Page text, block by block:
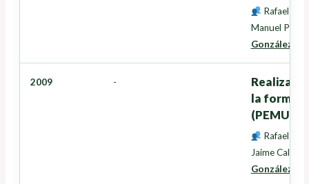
Rafael
Manuel Pérez
González
2009 -
la
(PEMU)
Rafael
Jaime
González